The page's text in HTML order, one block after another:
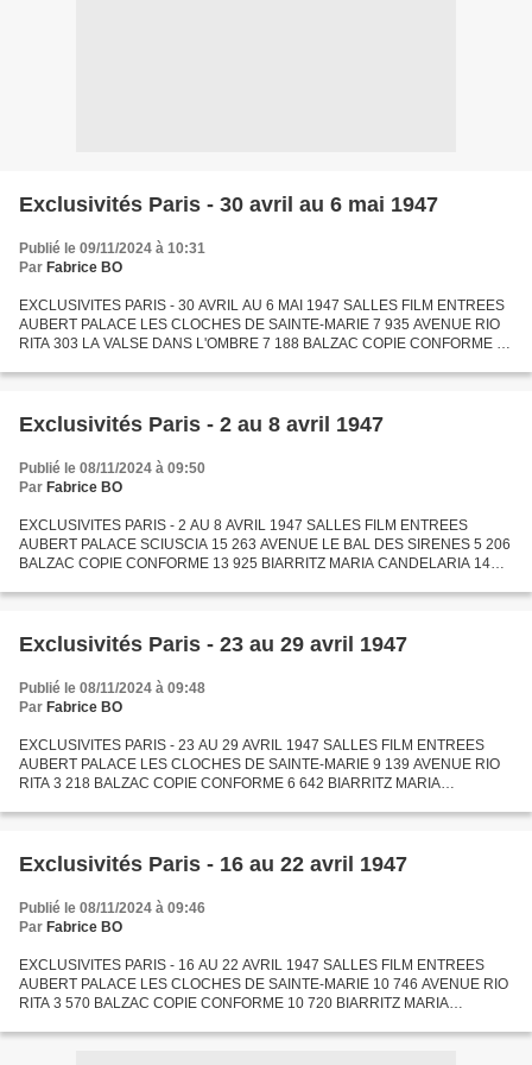
Exclusivités Paris - 30 avril au 6 mai 1947
Publié le 09/11/2024 à 10:31
Par Fabrice BO
EXCLUSIVITES PARIS - 30 AVRIL AU 6 MAI 1947 SALLES FILM ENTREES
AUBERT PALACE LES CLOCHES DE SAINTE-MARIE 7 935 AVENUE RIO
RITA 303 LA VALSE DANS L'OMBRE 7 188 BALZAC COPIE CONFORME 7
FILLES ET...
Exclusivités Paris - 2 au 8 avril 1947
Publié le 08/11/2024 à 09:50
Par Fabrice BO
EXCLUSIVITES PARIS - 2 AU 8 AVRIL 1947 SALLES FILM ENTREES
AUBERT PALACE SCIUSCIA 15 263 AVENUE LE BAL DES SIRENES 5 206
BALZAC COPIE CONFORME 13 925 BIARRITZ MARIA CANDELARIA 14
HARDY EN CROISIERE...
Exclusivités Paris - 23 au 29 avril 1947
Publié le 08/11/2024 à 09:48
Par Fabrice BO
EXCLUSIVITES PARIS - 23 AU 29 AVRIL 1947 SALLES FILM ENTREES
AUBERT PALACE LES CLOCHES DE SAINTE-MARIE 9 139 AVENUE RIO
RITA 3 218 BALZAC COPIE CONFORME 6 642 BIARRITZ MARIA
467 BROADWAY UNE...
Exclusivités Paris - 16 au 22 avril 1947
Publié le 08/11/2024 à 09:46
Par Fabrice BO
EXCLUSIVITES PARIS - 16 AU 22 AVRIL 1947 SALLES FILM ENTREES
AUBERT PALACE LES CLOCHES DE SAINTE-MARIE 10 746 AVENUE RIO
RITA 3 570 BALZAC COPIE CONFORME 10 720 BIARRITZ MARIA
BROADWAY UNE NUIT A CASABLANCA...